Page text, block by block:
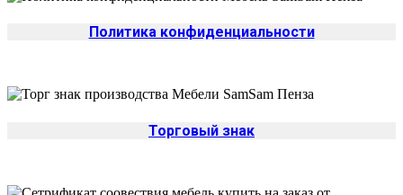
Политика конфиденциальности
Торговый знак